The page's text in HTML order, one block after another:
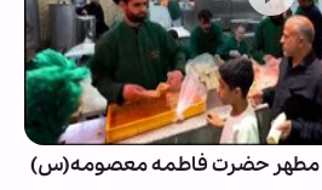
مطهر حضرت فاطمه معصومه(س)